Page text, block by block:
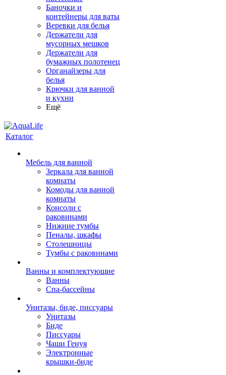
Баночки и
контейнеры для ваты
Веревки для белья
Держатели для
мусорных мешков
Держатели для
бумажных полотенец
Органайзеры для
белья
Крючки для ванной
и кухни
Ещё
Каталог
Мебель для ванной
Зеркала для ванной
комнаты
Комоды для ванной
комнаты
Консоли с
раковинами
Нижние тумбы
Пеналы, шкафы
Столешницы
Тумбы с раковинами
Ванны и комплектующие
Ванны
Спа-бассейны
Унитазы, биде, писсуары
Унитазы
Биде
Писсуары
Чаши Генуя
Электронные
крышки-биде